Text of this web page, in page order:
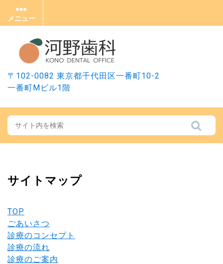
content
メニュー
メ
ニ
ュ
ー
〒102-0082 東京都千代田区一番町10-2
一番町Mビル1階
サイトマップ
TOP
ごあいさつ
診療のコンセプト
診療の流れ
診療のご案内